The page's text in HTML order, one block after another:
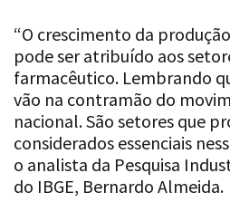
“O crescimento da
pode ser atribuído aos
farmacêutico. Lembrando
vão na contramão do
nacional. São setores que
considerados essenciais
o analista da Pesquisa
do IBGE, Bernardo Almeida.